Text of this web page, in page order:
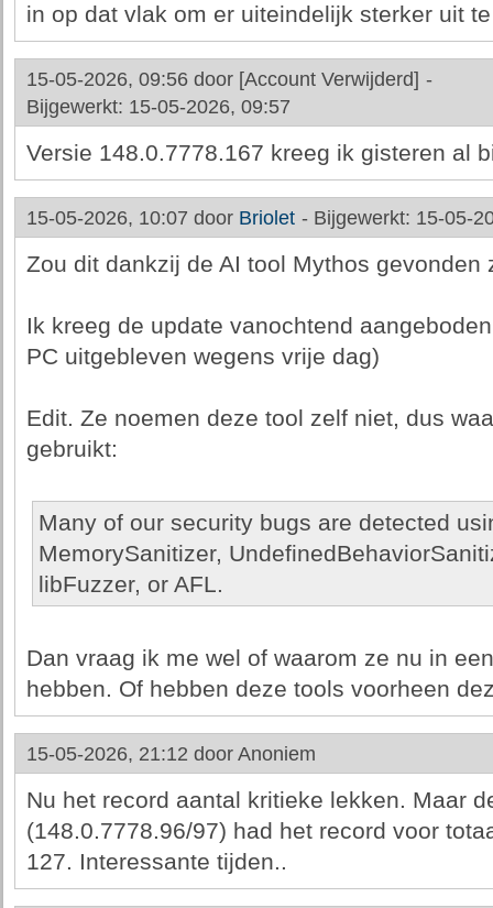
in op dat vlak om er uiteindelijk sterker uit
15-05-2026, 09:56 door [Account Verwijderd] -
Bijgewerkt: 15-05-2026, 09:57
Versie 148.0.7778.167 kreeg ik gisteren al
15-05-2026, 10:07 door Briolet - Bijgewerkt: 15-05-
Zou dit dankzij de AI tool Mythos gevonden
Ik kreeg de update vanochtend
PC uitgebleven wegens vrije dag)
Edit. Ze noemen deze tool zelf niet, dus
gebruikt:
Many of our security bugs are detected
MemorySanitizer,
libFuzzer, or AFL.
Dan vraag ik me wel of waarom ze nu in
hebben. Of hebben deze tools voorheen
15-05-2026, 21:12 door Anoniem
Nu het record aantal kritieke lekken. Maar
(148.0.7778.96/97) had het record voor
127. Interessante tijden..